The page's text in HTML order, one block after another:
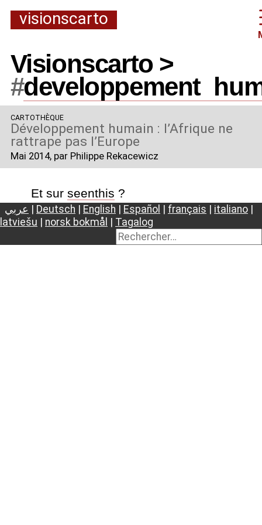
visionscarto
Visionscarto >
#developpement_
CARTOTHÈQUE
Développement humain : l’Afrique ne
rattrape pas l’Europe
Mai 2014, par Philippe Rekacewicz
Et sur seenthis ?
عربي Deutsch English Español français italiano
latviešu
norsk bokmål Tagalog